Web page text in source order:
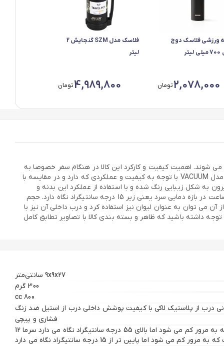
ورزشی فلاسک دوج
2,078,000تومان
فلاسک مدل SZM گنجایش 2
لیتر
4,989,800تومان
شوند. اهمیت کیفیت و کارکرد این کالا در هنگام سفر خصوصا به
هنگام سفرهای کوتاه و بلند باعث می شود تا با صرف هزینه بالاتری برای آن بهترین گزینه را از میان گزینه های موجود انتخاب کنیم. فلاسک دوجداره مدل VACUUM با توجه به کیفیت و عملکردی که دارد و در مقایسه با
ای مطلوب و قابل اعتماد است. این فلاسک بدنه ای محکم و دو جداره از جنس استیل ضد زنگ 304 دارد که از بیرون به شکل زیبایی رنگ شده و با استفاده از عملکرد این بدنه و
سیستم خلا یا VACUUM طبق اعلام سازنده می تواند دمای مایع درون خود را به مدت 6 ساعت در بازه دمایی گرم یعنی بالای 55 درجه سانتیگراد و 12 ساعت در بازه دمایی سرد یعنی زیر 15 درجه سانتیگراد نگاه دارد. حجم
درب بیرونی این فلاسک طوری طراحی شده که از آن می توان به عنوان لیوان نیز استفاده کرد و درب داخلی آن نیز با
داشته باشید که ظاهر و بسته بندی کالا با تصاویر تطابق کامل
9x9x27 سانتی‌متر
300 گرم
800 cc
درب از پلاستیک لاکی با کیفیت پوشش داخلی درب از استیل ضد زنگ
فشاری و پیچی
طبق اعلام سازنده: گرما تا 6 ساعت که به مرور کم می شود اما بالای 55 درجه سانتیگراد نگاه می دارد سرما 12
مرور کم می شود اما پایین تر از 15 درجه سانتیگراد نگاه می دارد